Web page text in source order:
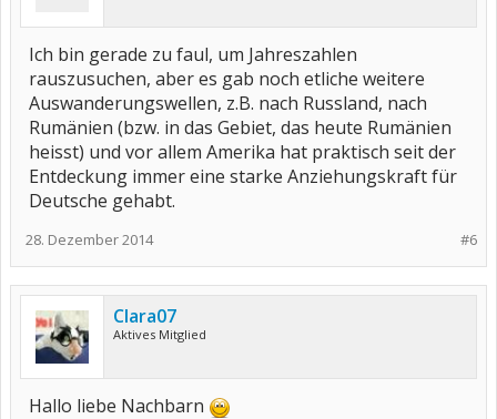
Ich bin gerade zu faul, um Jahreszahlen
rauszusuchen, aber es gab noch etliche weitere
Auswanderungswellen, z.B. nach Russland, nach
Rumänien (bzw. in das Gebiet, das heute Rumänien
heisst) und vor allem Amerika hat praktisch seit der
Entdeckung immer eine starke Anziehungskraft für
Deutsche gehabt.
#6
28. Dezember 2014
Clara07
Aktives Mitglied
Hallo liebe Nachbarn